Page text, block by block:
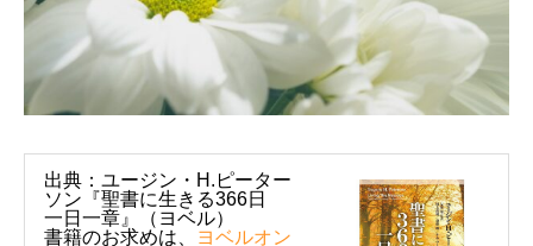
出典：ユージン・H.ピーター
ソン『聖書に生きる366日
一日一章』（ヨベル）
書籍のお求めは、
ヨベルオン